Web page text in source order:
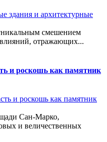
смешением
отражающих...
и роскошь как памятник
Сан-Марко,
и величественных